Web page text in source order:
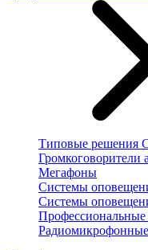
Типовые решения
Громкоговорители
Мегафоны
Системы
Системы
Профессиональные